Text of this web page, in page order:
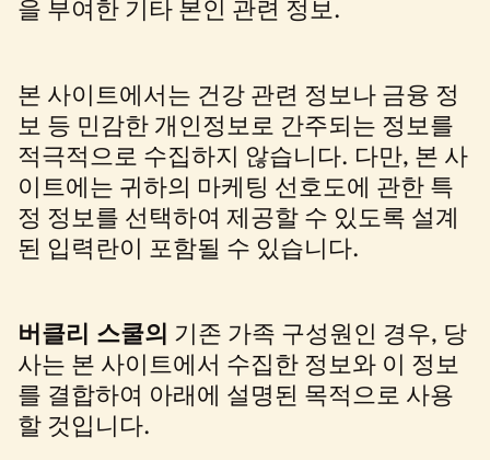
을 부여한 기타 본인 관련 정보.
본 사이트에서는 건강 관련 정보나 금융 정
보 등 민감한 개인정보로 간주되는 정보를
적극적으로 수집하지 않습니다. 다만, 본 사
이트에는 귀하의 마케팅 선호도에 관한 특
정 정보를 선택하여 제공할 수 있도록 설계
된 입력란이 포함될 수 있습니다.
버클리 스쿨의 기존 가족 구성원인 경우, 당
사는 본 사이트에서 수집한 정보와 이 정보
를 결합하여 아래에 설명된 목적으로 사용
할 것입니다.